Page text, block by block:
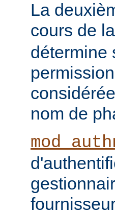
La
cours de
détermine
nom de